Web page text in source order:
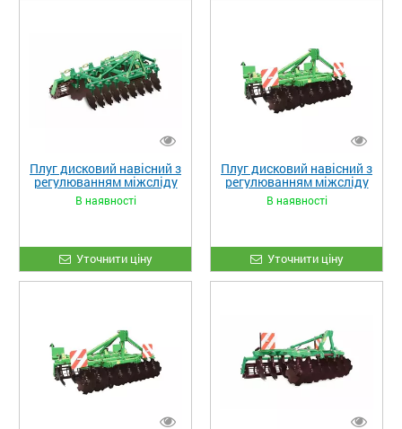
Плуг дисковий навісний з
регулюванням міжсліду
PDM 3.3 (1)
В наявності
Уточнити ціну
Плуг дисковий навісний з
регулюванням міжсліду
PDM 3 (2)
В наявності
Уточнити ціну